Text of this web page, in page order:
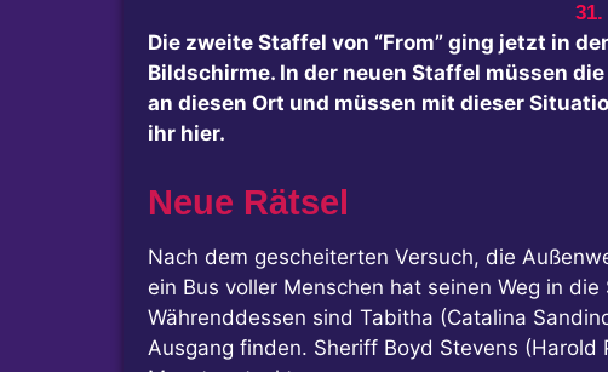
Die zweite Staffel von “From” ging jetzt in
Bildschirme. In der neuen Staffel müssen
an diesen Ort und müssen mit dieser
ihr hier.
Neue Rätsel
Nach dem gescheiterten Versuch, die
ein Bus voller Menschen hat seinen Weg in
Währenddessen sind Tabitha (Catalina
Ausgang finden. Sheriff Boyd Stevens